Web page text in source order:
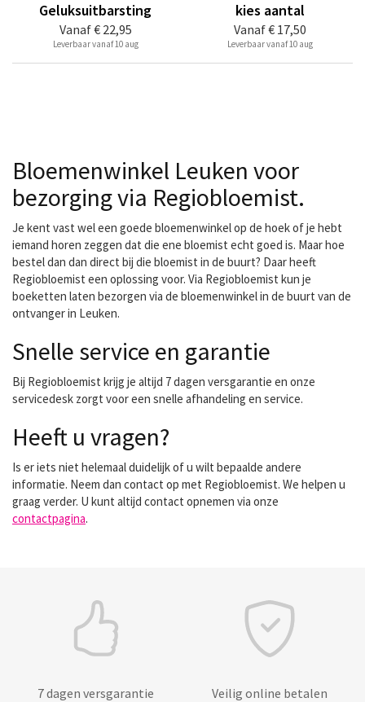
Vanaf€ 22,95
Geluksuitbarsting
Leverbaar vanaf 10 aug
Vanaf€ 17,50
kies aantal
Leverbaar vanaf 10 aug
Bloemenwinkel Leuken voor
bezorging via Regiobloemist.
Je kent vast wel een goede bloemenwinkel op de hoek of je hebt
iemand horen zeggen dat die ene bloemist echt goed is. Maar hoe
bestel dan dan direct bij die bloemist in de buurt? Daar heeft
Regiobloemist een oplossing voor. Via Regiobloemist kun je
boeketten laten bezorgen via de bloemenwinkel in de buurt van de
ontvanger in Leuken.
Snelle service en garantie
Bij Regiobloemist krijg je altijd 7 dagen versgarantie en onze
servicedesk zorgt voor een snelle afhandeling en service.
Heeft u vragen?
Is er iets niet helemaal duidelijk of u wilt bepaalde andere
informatie. Neem dan contact op met Regiobloemist. We helpen u
graag verder. U kunt altijd contact opnemen via onze
contactpagina.
7 dagen versgarantie Veilig online betalen